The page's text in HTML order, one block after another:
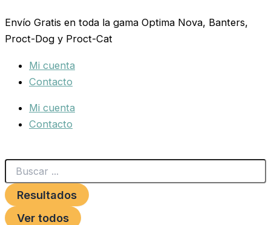
al
contenido
Envío Gratis en toda la gama Optima Nova, Banters,
Proct-Dog y Proct-Cat
Mi cuenta
Contacto
Mi cuenta
Contacto
...
Resultados
Ver todos
FERTILIDAD
125
ML.
cantidad